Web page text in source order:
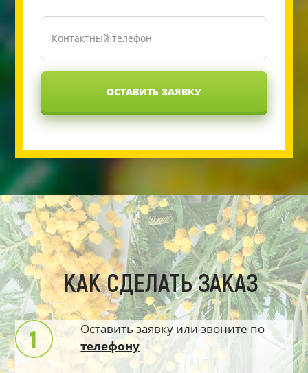
ОСТАВИТЬ ЗАЯВКУ
КАК СДЕЛАТЬ ЗАКАЗ
Оставить заявку или звоните по
телефону